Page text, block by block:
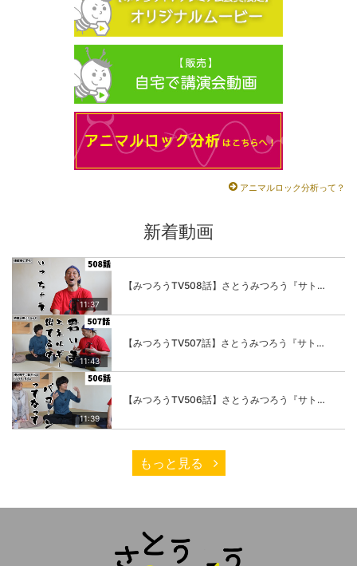
アニマルロック分析って？
新着動画
11:37
【みつろうTV508話】さとうみつろう『サトレル男塾』編④「“毎日”が変わります。楽しく」
11:43
【みつろうTV507話】さとうみつろう『サトレル男塾』編③「快楽は“自分のカラダの内側”にしかない」
11:39
【みつろうTV506話】さとうみつろう『サトレル男塾』編②「不思議な棒をお尻に…」
もっと見る